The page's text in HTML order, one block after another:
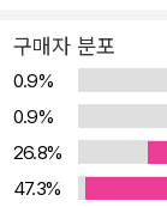
로 손꼽히는 『소공
어 진정성이 느껴질
간에 대한 통찰력까
부유한 환경에서 공
죽음과 파산이라는
구매자 분포
0.9%
0.9%
26.8%
47.3%